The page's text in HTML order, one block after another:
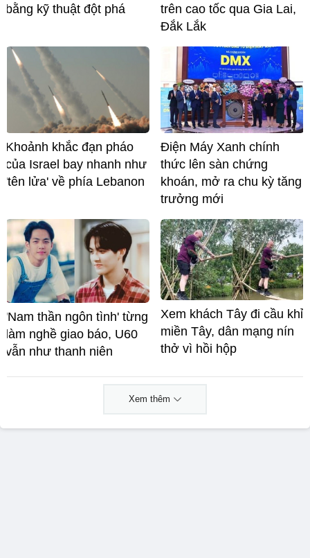
bằng kỹ thuật đột phá
trên cao tốc qua Gia Lai,
Đắk Lắk
Khoảnh khắc đạn pháo
của Israel bay nhanh như
'tên lửa' về phía Lebanon
Điện Máy Xanh chính
thức lên sàn chứng
khoán, mở ra chu kỳ tăng
trưởng mới
'Nam thần ngôn tình' từng
làm nghề giao báo, U60
vẫn như thanh niên
Xem khách Tây đi cầu khỉ
miền Tây, dân mạng nín
thở vì hồi hộp
Xem thêm